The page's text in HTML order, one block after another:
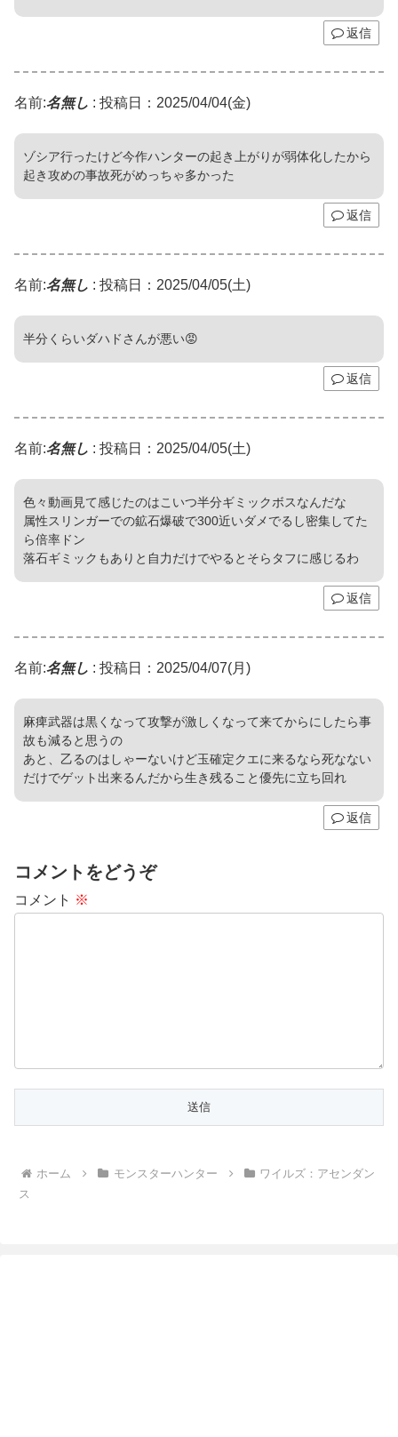
返信
名前:名無し : 投稿日：2025/04/04(金)
ゾシア行ったけど今作ハンターの起き上がりが弱体化したから
起き攻めの事故死がめっちゃ多かった
返信
名前:名無し : 投稿日：2025/04/05(土)
半分くらいダハドさんが悪い😡
返信
名前:名無し : 投稿日：2025/04/05(土)
色々動画見て感じたのはこいつ半分ギミックボスなんだな
属性スリンガーでの鉱石爆破で300近いダメでるし密集してた
ら倍率ドン
落石ギミックもありと自力だけでやるとそらタフに感じるわ
返信
名前:名無し : 投稿日：2025/04/07(月)
麻痺武器は黒くなって攻撃が激しくなって来てからにしたら事
故も減ると思うの
あと、乙るのはしゃーないけど玉確定クエに来るなら死なない
だけでゲット出来るんだから生き残ること優先に立ち回れ
返信
コメントをどうぞ
コメント ※
ホーム モンスターハンター
ワイルズ：アセンダン
ス